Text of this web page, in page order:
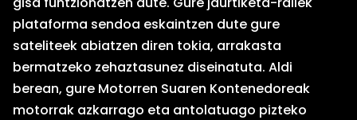
plataforma sendoa eskaintzen dute gure
sateliteek abiatzen diren tokia, arrakasta
bermatzeko zehaztasunez diseinatuta. Aldi
berean, gure Motorren Suaren Kontenedoreak
motorrak azkarrago eta antolatuago pizteko